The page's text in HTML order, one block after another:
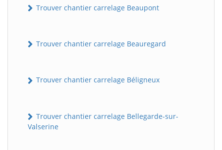
Trouver chantier carrelage Beaupont
Trouver chantier carrelage Beauregard
Trouver chantier carrelage Béligneux
Trouver chantier carrelage Bellegarde-sur-
Valserine